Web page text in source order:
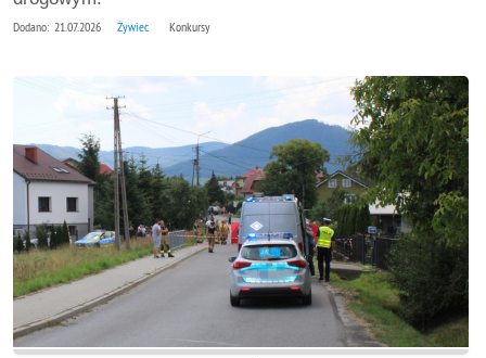
Dodano: 21.07.2026 ŻywiecKonkursy